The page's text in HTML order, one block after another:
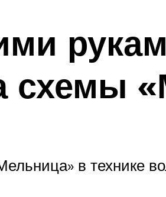
схемы
в технике